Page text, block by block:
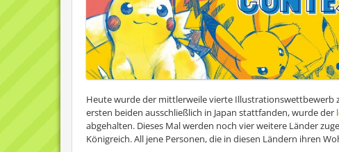
Heute wurde der mittlerweile vierte Illustrationswettbewerb
ersten beiden ausschließlich in Japan stattfanden, wurde der
abgehalten. Dieses Mal werden noch vier weitere Länder
Königreich. All jene Personen, die in diesen Ländern ihren